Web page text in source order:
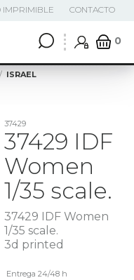
0
IMPRIMIBLE CONTACTO
ISRAEL
37429
37429 IDF
Women
1/35 scale.
37429 IDF Women
1/35 scale.
3d printed
Entrega 24/48 h